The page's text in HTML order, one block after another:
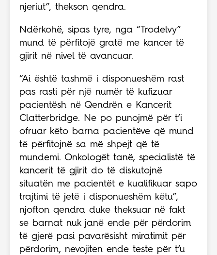
njeriut”, thekson qendra.
Ndërkohë, sipas tyre, nga “Trodelvy”
mund të përfitojë gratë me kancer të
gjirit në nivel të avancuar.
“Ai është tashmë i disponueshëm rast
pas rasti për një numër të kufizuar
pacientësh në Qendrën e Kancerit
Clatterbridge. Ne po punojmë për t’i
ofruar këto barna pacientëve që mund
të përfitojnë sa më shpejt që të
mundemi. Onkologët tanë, specialistë të
kancerit të gjirit do të diskutojnë
situatën me pacientët e kualifikuar sapo
trajtimi të jetë i disponueshëm këtu”,
njofton qendra duke theksuar në fakt
se barnat nuk janë ende për përdorim
të gjerë pasi pavarësisht miratimit për
përdorim, nevojiten ende teste për t’u